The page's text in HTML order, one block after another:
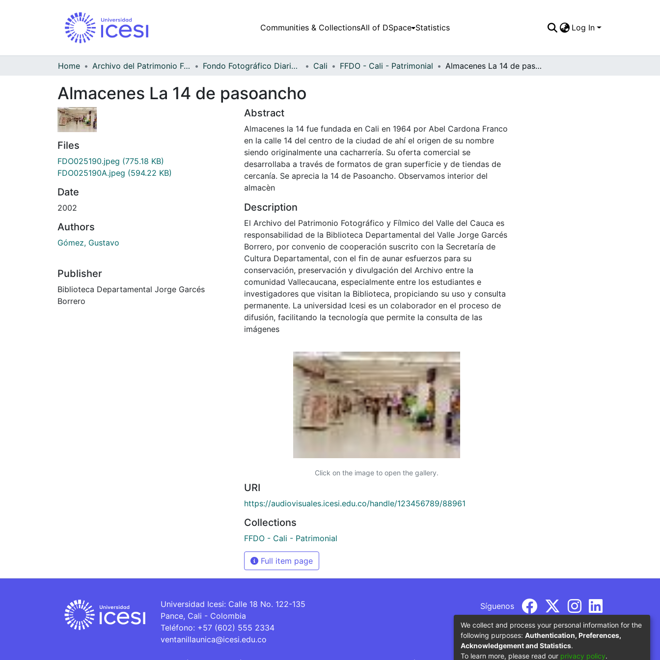
Communities & CollectionsAll of DSpace Statistics Log In
Home Archivo del Patrimonio Fotográfico y Fílmico del Valle del Cauca Fondo Fotográfico Diario Occidente Cali FFDO - Cali - Patrimonial Almacenes La 14 de pasoancho
Almacenes La 14 de pasoancho
Files
FDO025190.jpeg (775.18 KB)
FDO025190A.jpeg (594.22 KB)
Date
2002
Authors
Gómez, Gustavo
Publisher
Biblioteca Departamental Jorge Garcés
Borrero
Abstract
Almacenes la 14 fue fundada en Cali en 1964 por Abel Cardona Franco
en la calle 14 del centro de la ciudad de ahí el origen de su nombre
siendo originalmente una cacharrería. Su oferta comercial se
desarrollaba a través de formatos de gran superficie y de tiendas de
cercanía. Se aprecia la 14 de Pasoancho. Observamos interior del
almacèn
Description
El Archivo del Patrimonio Fotográfico y Fílmico del Valle del Cauca es
responsabilidad de la Biblioteca Departamental del Valle Jorge Garcés
Borrero, por convenio de cooperación suscrito con la Secretaría de
Cultura Departamental, con el fin de aunar esfuerzos para su
conservación, preservación y divulgación del Archivo entre la
comunidad Vallecaucana, especialmente entre los estudiantes e
investigadores que visitan la Biblioteca, propiciando su uso y consulta
permanente. La universidad Icesi es un colaborador en el proceso de
difusión, facilitando la tecnología que permite la consulta de las
imágenes
Click on the image to open the gallery.
URI
https://audiovisuales.icesi.edu.co/handle/123456789/88961
Collections
FFDO - Cali - Patrimonial
Full item page
Universidad Icesi: Calle 18 No. 122-135
Pance, Cali - Colombia
Teléfono: +57 (602) 555 2334
ventanillaunica@icesi.edu.co
Síguenos
We collect and process your personal information for the
following purposes: Authentication, Preferences,
Acknowledgement and Statistics.
To learn more, please read our privacy policy.